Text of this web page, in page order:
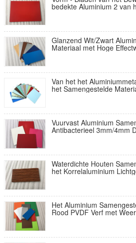
bedekte Aluminium 2 van
Glanzend Wit/Zwart
Materiaal met Hoge
Van het het
het Samengestelde
Vuurvast Aluminium
Antibacterieel 3mm/4mm
Waterdichte Houten
het Korrelaluminium
Het Aluminium
Rood PVDF Verf met